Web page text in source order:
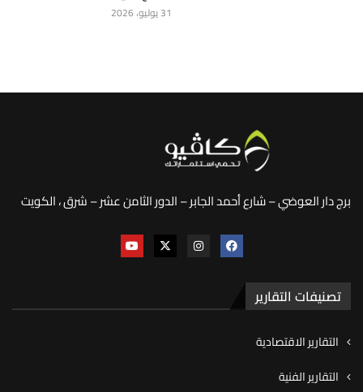
31 يوليو، 2026
برج دار العوضي – شارع أحمد الجابر – الدور الثامن عشر – شرق ، الكويت
تصنيفات التقارير
التقارير الاقتصادية
التقارير الفنية